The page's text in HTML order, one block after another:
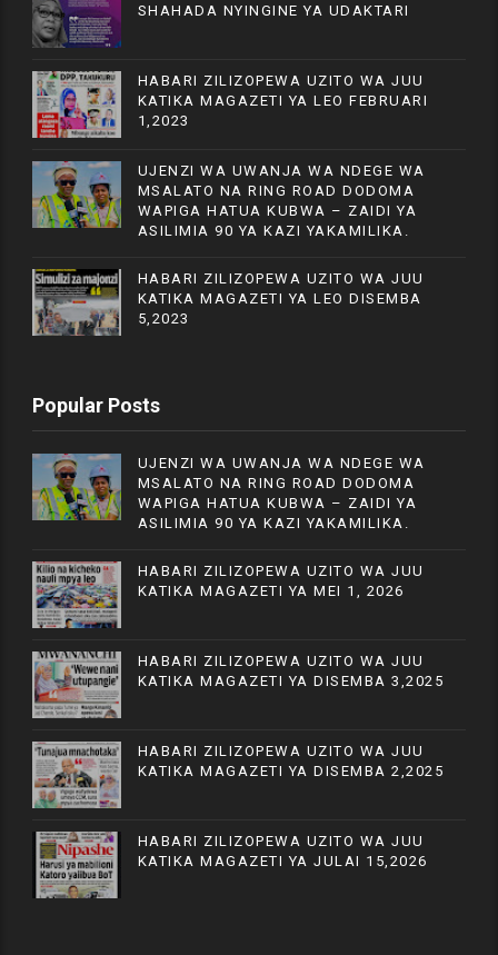
SHAHADA NYINGINE YA UDAKTARI
HABARI ZILIZOPEWA UZITO WA JUU
KATIKA MAGAZETI YA LEO FEBRUARI
1,2023
UJENZI WA UWANJA WA NDEGE WA
MSALATO NA RING ROAD DODOMA
WAPIGA HATUA KUBWA – ZAIDI YA
ASILIMIA 90 YA KAZI YAKAMILIKA.
HABARI ZILIZOPEWA UZITO WA JUU
KATIKA MAGAZETI YA LEO DISEMBA
5,2023
Popular Posts
UJENZI WA UWANJA WA NDEGE WA
MSALATO NA RING ROAD DODOMA
WAPIGA HATUA KUBWA – ZAIDI YA
ASILIMIA 90 YA KAZI YAKAMILIKA.
HABARI ZILIZOPEWA UZITO WA JUU
KATIKA MAGAZETI YA MEI 1, 2026
HABARI ZILIZOPEWA UZITO WA JUU
KATIKA MAGAZETI YA DISEMBA 3,2025
HABARI ZILIZOPEWA UZITO WA JUU
KATIKA MAGAZETI YA DISEMBA 2,2025
HABARI ZILIZOPEWA UZITO WA JUU
KATIKA MAGAZETI YA JULAI 15,2026